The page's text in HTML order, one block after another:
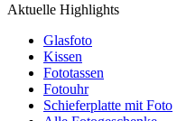
Aktuelle Highlights
Glasfoto
Kissen
Fototassen
Fotouhr
Schieferplatte mit Foto